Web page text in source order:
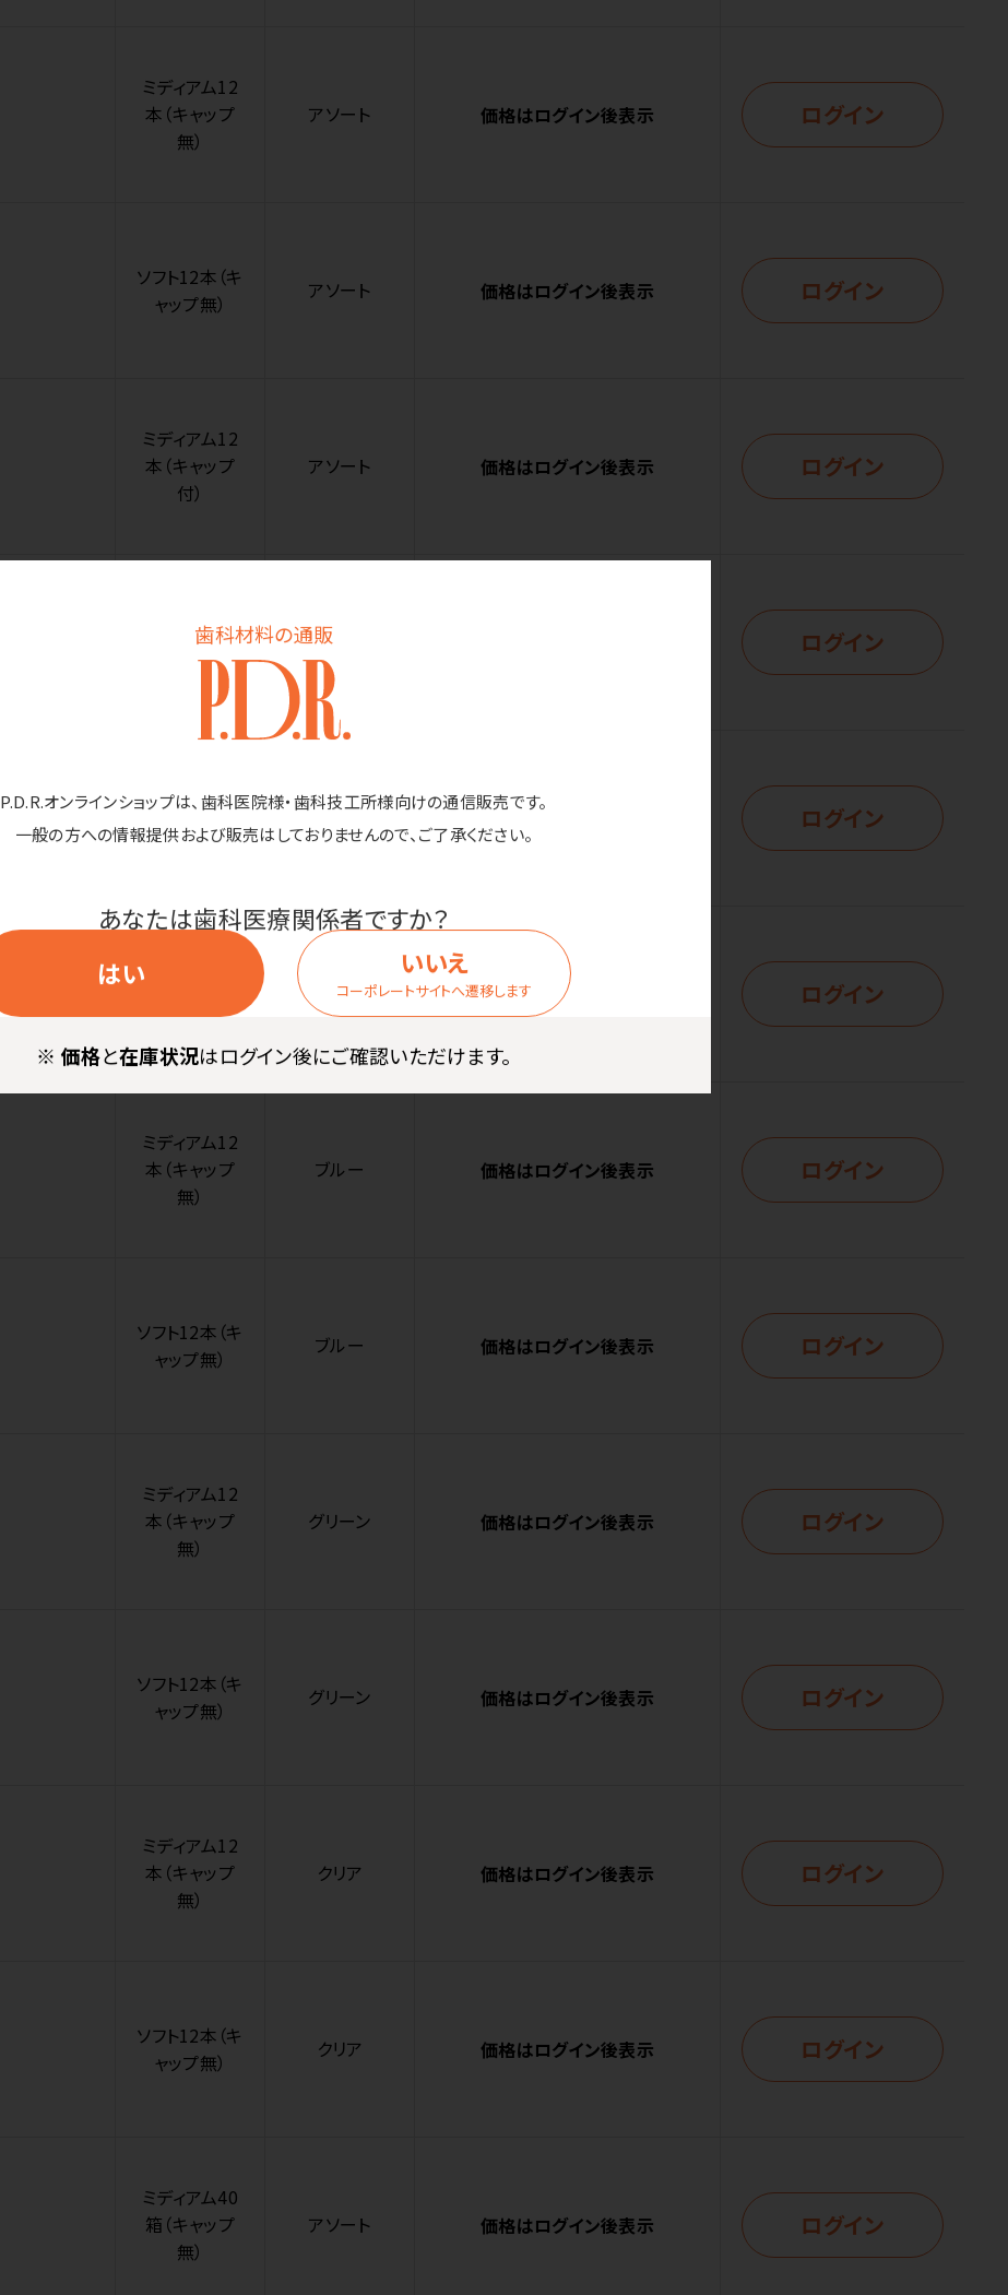
歯科材料の通販
P.D.R.オンラインショップは、歯科医院様・歯科技工所様向けの通信販売です。
一般の方への情報提供および販売はしておりませんので、ご了承ください。
あなたは歯科医療関係者ですか？
はい
いいえ
コーポレートサイトへ遷移します
※ 価格と在庫状況はログイン後にご確認いただけます。
ミディアム12
本（キャップ
無）
アソート 価格はログイン後表示 ログイン
ソフト12本（キ
ャップ無）
アソート 価格はログイン後表示 ログイン
ミディアム12
本（キャップ
付）
アソート 価格はログイン後表示 ログイン
ソフト12本（キ
ャップ付）
アソート ログイン
ミディアム12
本（キャップ
無）
ピンク 価格はログイン後表示 ログイン
ソフト12本（キ
ピンク 価格はログイン後表示 ログイン
ミディアム12
本（キャップ
無）
ブルー 価格はログイン後表示 ログイン
ソフト12本（キ
ャップ無）
ブルー 価格はログイン後表示 ログイン
ミディアム12
本（キャップ
無）
グリーン 価格はログイン後表示 ログイン
ソフト12本（キ
ャップ無）
グリーン 価格はログイン後表示 ログイン
ミディアム12
本（キャップ
無）
クリア 価格はログイン後表示 ログイン
ソフト12本（キ
ャップ無）
クリア 価格はログイン後表示 ログイン
ミディアム40
箱（キャップ
無）
アソート 価格はログイン後表示 ログイン